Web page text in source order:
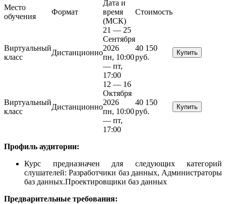
Место
обучения
Формат
Дата и
время
(МСК)
Стоимость
Виртуальный
класс
Дистанционно
21 — 25
Сентября
2026
пн, 10:00
— пт,
17:00
40 150
руб.
Купить
Виртуальный
класс
Дистанционно
12 — 16
Октября
2026
пн, 10:00
— пт,
17:00
40 150
руб.
Купить
Профиль аудитории:
Курс предназначен для следующих категорий
слушателей: Разработчики баз данных, Администраторы
баз данных.Проектировщики баз данных
Предварительные требования: